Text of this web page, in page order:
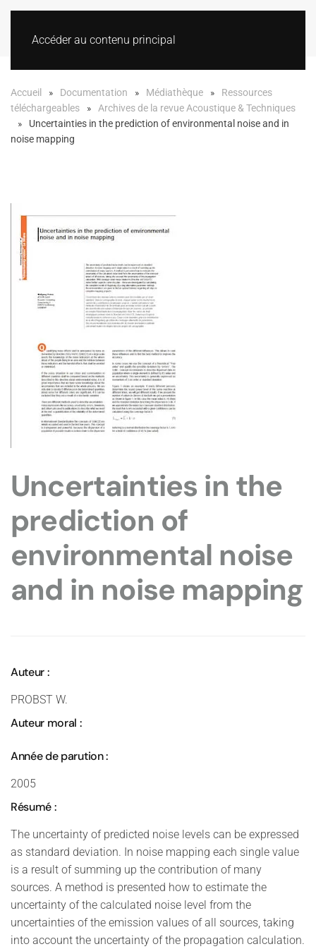
Accéder au contenu principal
Accueil Documentation Médiathèque
Ressources
téléchargeables
Archives de la revue Acoustique & Techniques
Uncertainties in the prediction of environmental noise and in
noise mapping
Uncertainties in the
prediction of
environmental noise
and in noise mapping
Auteur :
PROBST W.
Auteur moral :
Année de parution :
2005
Résumé :
The uncertainty of predicted noise levels can be expressed
as standard deviation. In noise mapping each single value
is a result of summing up the contribution of many
sources. A method is presented how to estimate the
uncertainty of the calculated noise level from the
uncertainties of the emission values of all sources, taking
into account the uncertainty of the propagation calculation.